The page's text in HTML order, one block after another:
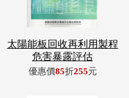
太陽能板回收再利用製程
危害暴露評估
優惠價85折255元